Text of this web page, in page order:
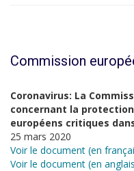
Commission
Coronavirus: La
concernant la
européens critiques
25 mars 2020
Voir le document (en
Voir le document (en